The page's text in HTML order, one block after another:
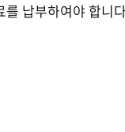
를 납부하여야 합니